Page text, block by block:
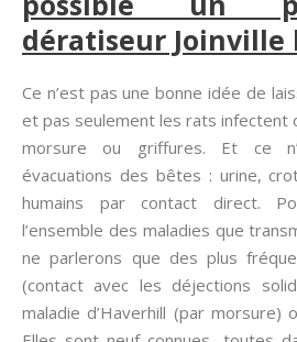
dératiseur Joinville
Ce n’est pas une bonne idée de
et pas seulement les rats infectent
morsure ou griffures. Et ce
évacuations des bêtes : urine,
humains par contact direct.
l’ensemble des maladies que
ne parlerons que des plus
(contact avec les déjections
maladie d’Haverhill (par morsure)